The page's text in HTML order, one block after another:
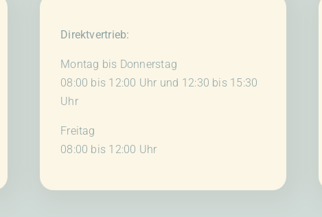
Direktvertrieb:
Montag bis Donnerstag
08:00 bis 12:00 Uhr und 12:30 bis 15:30
Uhr
Freitag
08:00 bis 12:00 Uhr